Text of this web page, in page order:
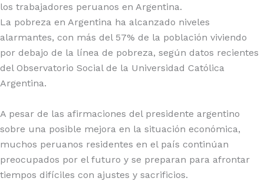
los trabajadores peruanos en Argentina.
La pobreza en Argentina ha alcanzado niveles
alarmantes, con más del 57% de la población viviendo
por debajo de la línea de pobreza, según datos recientes
del Observatorio Social de la Universidad Católica
Argentina.
A pesar de las afirmaciones del presidente argentino
sobre una posible mejora en la situación económica,
muchos peruanos residentes en el país continúan
preocupados por el futuro y se preparan para afrontar
tiempos difíciles con ajustes y sacrificios.